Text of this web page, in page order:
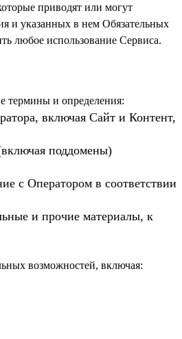
приводят или могут
и указанных в нем Обязательных
любое использование Сервиса.
включая Сайт и Контент,
поддомены)
с Оператором в соответствии
и прочие материалы, к